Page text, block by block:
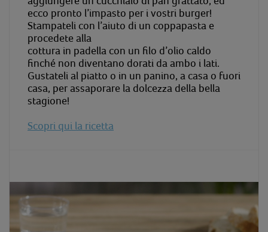
ecco pronto l’impasto per i vostri burger!
Stampateli con l’aiuto di un coppapasta e
procedete alla
cottura in padella con un filo d’olio caldo
finché non diventano dorati da ambo i lati.
Gustateli al piatto o in un panino, a casa o fuori
casa, per assaporare la dolcezza della bella
stagione!
Scopri qui la ricetta